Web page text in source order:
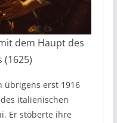
dem Haupt des
(1625)
übrigens erst 1916
italienischen
Er stöberte ihre